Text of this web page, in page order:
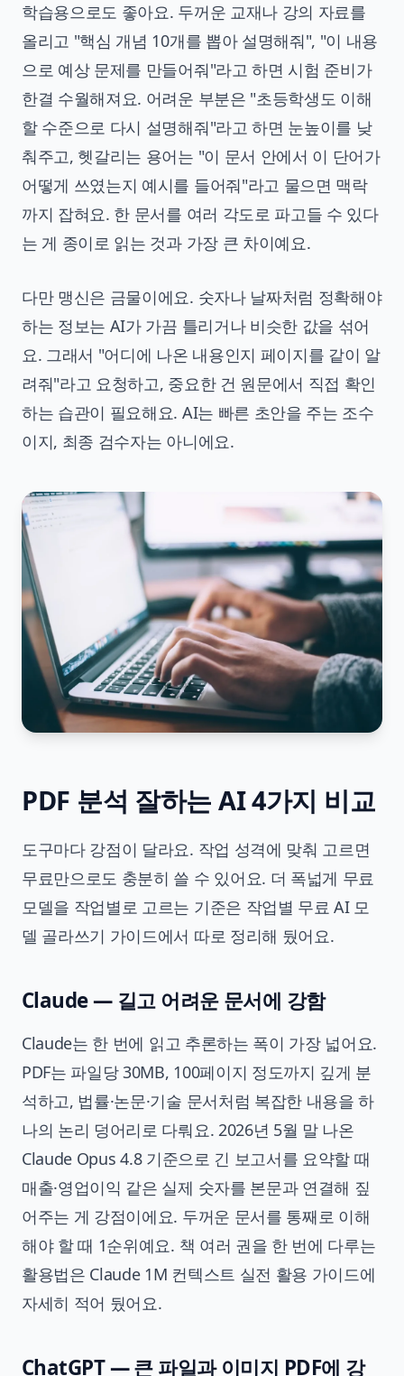
학습용으로도 좋아요. 두꺼운 교재나 강의 자료를
올리고 "핵심 개념 10개를 뽑아 설명해줘", "이 내용
으로 예상 문제를 만들어줘"라고 하면 시험 준비가
한결 수월해져요. 어려운 부분은 "초등학생도 이해
할 수준으로 다시 설명해줘"라고 하면 눈높이를 낮
춰주고, 헷갈리는 용어는 "이 문서 안에서 이 단어가
어떻게 쓰였는지 예시를 들어줘"라고 물으면 맥락
까지 잡혀요. 한 문서를 여러 각도로 파고들 수 있다
는 게 종이로 읽는 것과 가장 큰 차이예요.
다만 맹신은 금물이에요. 숫자나 날짜처럼 정확해야
하는 정보는 AI가 가끔 틀리거나 비슷한 값을 섞어
요. 그래서 "어디에 나온 내용인지 페이지를 같이 알
려줘"라고 요청하고, 중요한 건 원문에서 직접 확인
하는 습관이 필요해요. AI는 빠른 초안을 주는 조수
이지, 최종 검수자는 아니에요.
PDF 분석 잘하는 AI 4가지 비교
도구마다 강점이 달라요. 작업 성격에 맞춰 고르면
무료만으로도 충분히 쓸 수 있어요. 더 폭넓게 무료
모델을 작업별로 고르는 기준은 작업별 무료 AI 모
델 골라쓰기 가이드에서 따로 정리해 뒀어요.
Claude — 길고 어려운 문서에 강함
Claude는 한 번에 읽고 추론하는 폭이 가장 넓어요.
PDF는 파일당 30MB, 100페이지 정도까지 깊게 분
석하고, 법률·논문·기술 문서처럼 복잡한 내용을 하
나의 논리 덩어리로 다뤄요. 2026년 5월 말 나온
Claude Opus 4.8 기준으로 긴 보고서를 요약할 때
매출·영업이익 같은 실제 숫자를 본문과 연결해 짚
어주는 게 강점이에요. 두꺼운 문서를 통째로 이해
해야 할 때 1순위예요. 책 여러 권을 한 번에 다루는
활용법은 Claude 1M 컨텍스트 실전 활용 가이드에
자세히 적어 뒀어요.
ChatGPT — 큰 파일과 이미지 PDF에 강